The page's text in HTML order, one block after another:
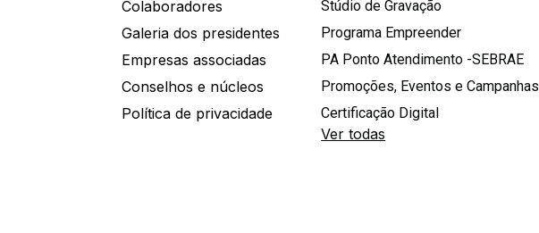
Colaboradores
Galeria dos presidentes
Empresas associadas
Conselhos e núcleos
Política de privacidade
Stúdio de Gravação
Programa Empreender
PA Ponto Atendimento -SEBRAE
Promoções, Eventos e Campanhas
Certificação Digital
Ver todas